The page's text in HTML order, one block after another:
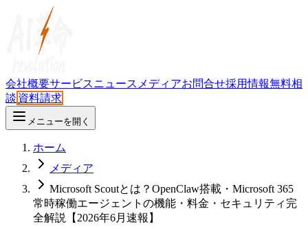
会社概要サービスニュース メディアお問合せ採用情報無料相
談 資料請求
メニューを開く
ホーム
メディア
Microsoft Scoutとは？OpenClaw搭載・Microsoft 365
常時稼働エージェントの機能・料金・セキュリティ完
全解説【2026年6月速報】